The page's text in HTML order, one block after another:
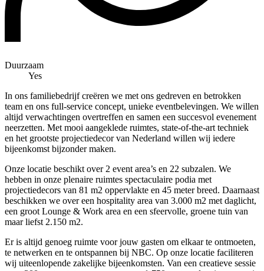
Duurzaam
Yes
In ons familiebedrijf creëren we met ons gedreven en betrokken
team en ons full-service concept, unieke eventbelevingen. We willen
altijd verwachtingen overtreffen en samen een succesvol evenement
neerzetten. Met mooi aangeklede ruimtes, state-of-the-art techniek
en het grootste projectiedecor van Nederland willen wij iedere
bijeenkomst bijzonder maken.
Onze locatie beschikt over 2 event area’s en 22 subzalen. We
hebben in onze plenaire ruimtes spectaculaire podia met
projectiedecors van 81 m2 oppervlakte en 45 meter breed. Daarnaast
beschikken we over een hospitality area van 3.000 m2 met daglicht,
een groot Lounge & Work area en een sfeervolle, groene tuin van
maar liefst 2.150 m2.
Er is altijd genoeg ruimte voor jouw gasten om elkaar te ontmoeten,
te netwerken en te ontspannen bij NBC. Op onze locatie faciliteren
wij uiteenlopende zakelijke bijeenkomsten. Van een creatieve sessie